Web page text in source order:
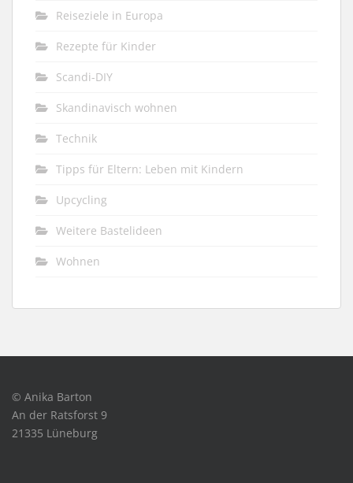
Reiseziele in Europa
Rezepte für Kinder
Scandi-DIY
Skandinavisch wohnen
Technik
Tipps für Eltern: Leben mit Kindern
Upcycling
Weitere Bastelideen
Wohnen
© Anika Barton
An der Ratsforst 9
21335 Lüneburg